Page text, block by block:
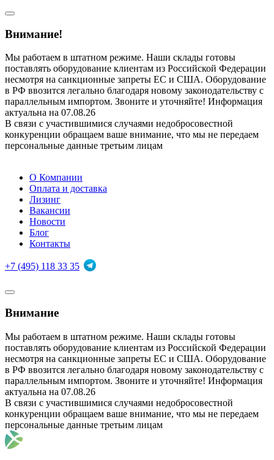
Внимание!
Мы работаем в штатном режиме. Наши склады готовы
поставлять оборудование клиентам из Российской Федерации
несмотря на санкционные запреты ЕС и США. Оборудование
в РФ ввозится легально благодаря новому законодательству с
параллельным импортом. Звоните и уточняйте! Информация
актуальна на 07.08.26
В связи с участившимися случаями недобросовестной
конкуренции обращаем ваше внимание, что мы не передаем
персональные данные третьим лицам
О Компании
Оплата и доставка
Лизинг
Вакансии
Новости
Блог
Контакты
+7 (495) 118 33 35
Внимание
Мы работаем в штатном режиме. Наши склады готовы
поставлять оборудование клиентам из Российской Федерации
несмотря на санкционные запреты ЕС и США. Оборудование
в РФ ввозится легально благодаря новому законодательству с
параллельным импортом. Звоните и уточняйте! Информация
актуальна на 07.08.26
В связи с участившимися случаями недобросовестной
конкуренции обращаем ваше внимание, что мы не передаем
персональные данные третьим лицам